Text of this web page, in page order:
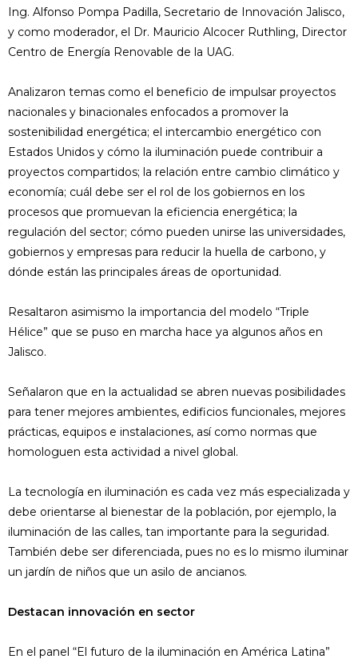
Ing. Alfonso Pompa Padilla, Secretario de Innovación Jalisco,
y como moderador, el Dr. Mauricio Alcocer Ruthling, Director
Centro de Energía Renovable de la UAG.
Analizaron temas como el beneficio de impulsar proyectos
nacionales y binacionales enfocados a promover la
sostenibilidad energética; el intercambio energético con
Estados Unidos y cómo la iluminación puede contribuir a
proyectos compartidos; la relación entre cambio climático y
economía; cuál debe ser el rol de los gobiernos en los
procesos que promuevan la eficiencia energética; la
regulación del sector; cómo pueden unirse las universidades,
gobiernos y empresas para reducir la huella de carbono, y
dónde están las principales áreas de oportunidad.
Resaltaron asimismo la importancia del modelo “Triple
Hélice” que se puso en marcha hace ya algunos años en
Jalisco.
Señalaron que en la actualidad se abren nuevas posibilidades
para tener mejores ambientes, edificios funcionales, mejores
prácticas, equipos e instalaciones, así como normas que
homologuen esta actividad a nivel global.
La tecnología en iluminación es cada vez más especializada y
debe orientarse al bienestar de la población, por ejemplo, la
iluminación de las calles, tan importante para la seguridad.
También debe ser diferenciada, pues no es lo mismo iluminar
un jardín de niños que un asilo de ancianos.
Destacan innovación en sector
En el panel “El futuro de la iluminación en América Latina”